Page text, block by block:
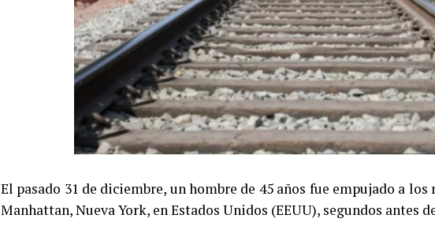
El pasado 31 de diciembre, un hombre de 45 años fue empujado a
Manhattan, Nueva York, en Estados Unidos (EEUU), segundos antes